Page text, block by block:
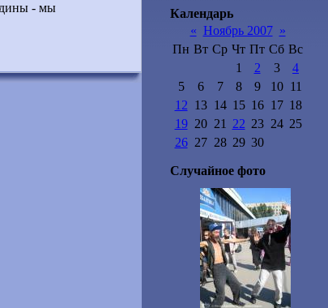
- мы
Календарь
« Ноябрь 2007 »
Пн Вт Ср Чт Пт Сб Вс
1
2 3
4
5
6 7 8 9 10 11
12 13 14 15 16 17 18
19 20 21 22 23 24 25
26 27 28 29 30
Случайное фото